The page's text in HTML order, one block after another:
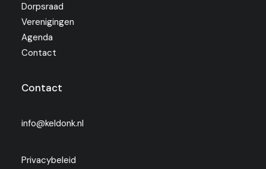
Dorpsraad
Verenigingen
Agenda
Contact
Contact
info@keldonk.nl
Privacybeleid